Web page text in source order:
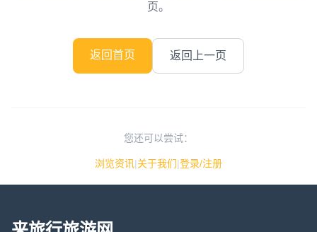
页。
返回首页 返回上一页
您还可以尝试：
浏览资讯|关于我们|登录/注册